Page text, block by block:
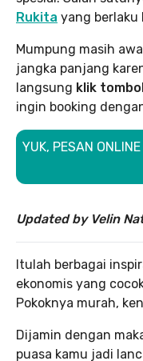
Rukita yang berlaku
Mumpung masih
jangka panjang
langsung klik
ingin booking
YUK, PESAN
Updated by Velin
Itulah berbagai
ekonomis yang
Pokoknya murah,
Dijamin dengan
puasa kamu jadi